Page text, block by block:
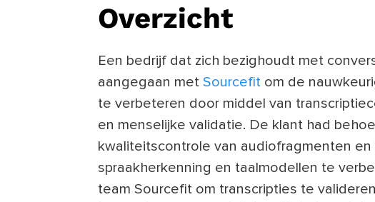
Overzicht
Een bedrijf dat zich bezighoudt met
aangegaan met Sourcefit om de
te verbeteren door middel van
en menselijke validatie. De klant had
kwaliteitscontrole van audiofragmenten en
spraakherkenning en taalmodellen te
team Sourcefit om transcripties te